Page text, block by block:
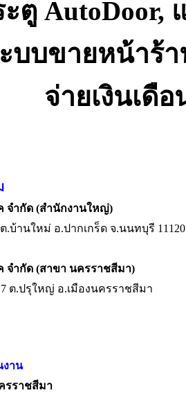
ตู AutoDoor,
บบขายหน้าร้า
จ่ายเงินเดื
จำกัด (สำนักงานใหญ่)
.บ้านใหม่ อ.ปากเกร็ด จ.นนทบุรี 11120
จำกัด (สาขา นครราชสีมา)
7 ต.ปรุใหญ่ อ.เมืองนครราชสีมา
งาน
รราชสีมา